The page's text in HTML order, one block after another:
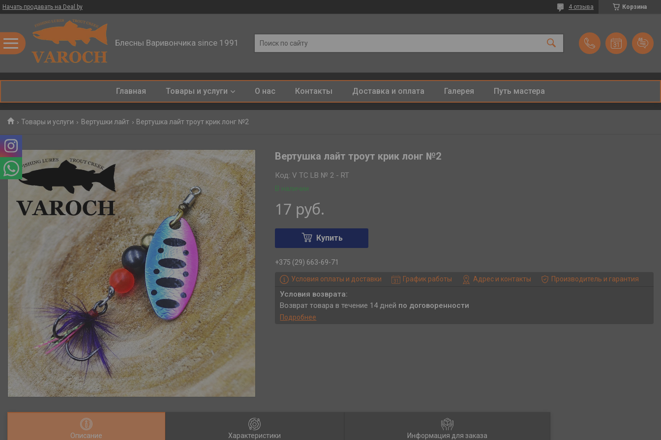
Начать продавать на Deal.by Корзина
4 отзыва
Блесны Варивончика since 1991
Главная Товары и услуги О нас Контакты Доставка и оплата Галерея Путь мастера
Товары и услуги Вертушки лайт Вертушка лайт троут крик лонг №2
Вертушка лайт троут крик лонг №2
В наличии
Код:V TC LB № 2 - RT
17 руб.
Купить
+375 (29) 663-69-71
Условия оплаты и доставки График работы Адрес и контакты Производитель и гарантия
возврат товара в течение 14 дней по договоренности
Подробнее
Описание Характеристики Информация для заказа